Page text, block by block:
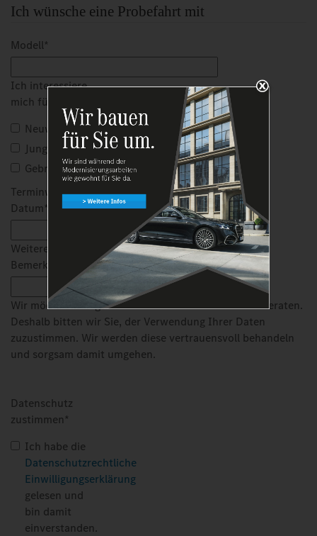
Ich wünsche eine Probefahrt mit
Modell*
Ich interessiere
mich für einen:
Neuwagen
Jungen Stern
Gebrauchtwagen
Terminwunsch
Datum*
Weitere
Bemerkungen
Wir möchten Sie gerne individuell informieren und beraten.
Deshalb bitten wir Sie, der Verwendung Ihrer Daten
zuzustimmen. Wir werden diese vertrauensvoll behandeln
und sorgsam damit umgehen.
Datenschutz
zustimmen*
Ich habe die
Datenschutzrechtliche
Einwilligungserklärung
gelesen und
bin damit
einverstanden.